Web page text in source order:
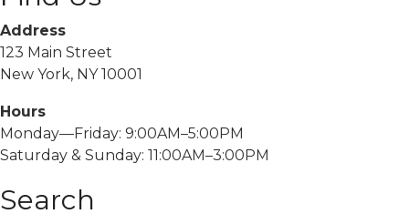
Address
123 Main Street
New York, NY 10001
Hours
Monday—Friday: 9:00AM–5:00PM
Saturday & Sunday: 11:00AM–3:00PM
Search